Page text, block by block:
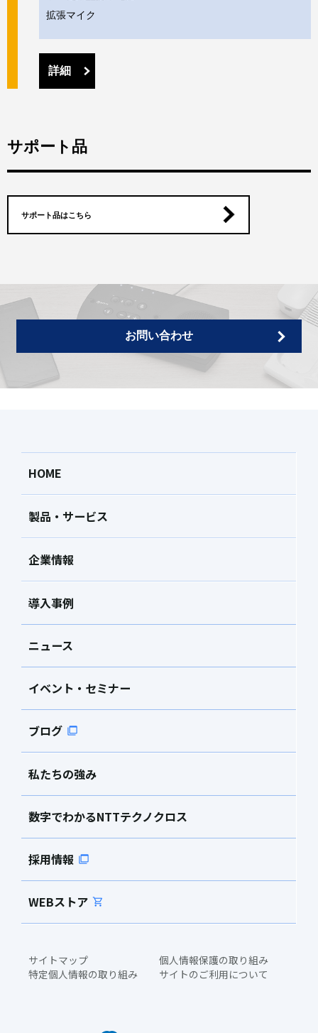
拡張マイク
詳細
サポート品
サポート品はこちら
お問い合わせ
HOME
製品・サービス
企業情報
導入事例
ニュース
イベント・セミナー
ブログ
私たちの強み
数字でわかるNTTテクノクロス
採用情報
WEBストア
サイトマップ
個人情報保護の取り組み
特定個人情報の取り組み
サイトのご利用について